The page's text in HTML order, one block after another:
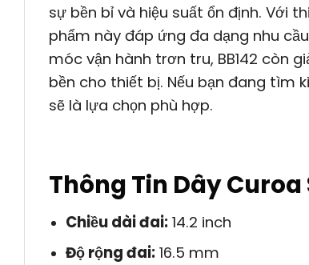
sự bền bỉ và hiệu suất ổn định. Với
phẩm này đáp ứng đa dạng nhu
móc vận hành trơn tru, BB142 còn
bền cho thiết bị. Nếu bạn đang tìm
sẽ là lựa chọn phù hợp.
Thông Tin Dây Curoa
Chiều dài đai:14.2 inch
Độ rộng đai:16.5 mm